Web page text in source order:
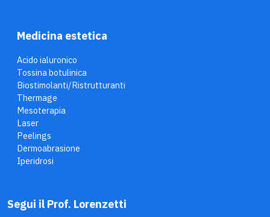
Medicina estetica
Acido ialuronico
Tossina botulinica
Biostimolanti/Ristrutturanti
Thermage
Mesoterapia
Laser
Peelings
Dermoabrasione
Iperidrosi
Segui il Prof. Lorenzetti